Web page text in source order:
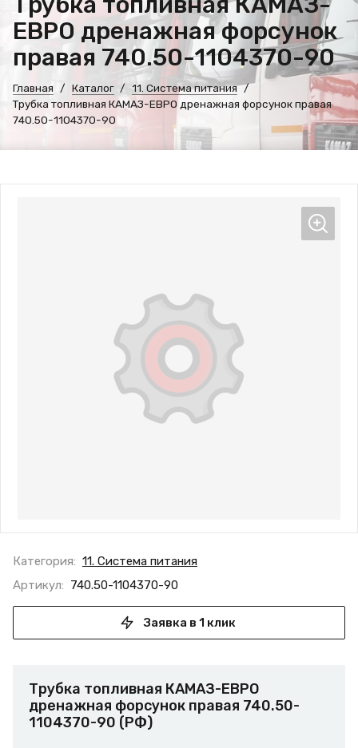
ЕВРО дренажная форсунок
правая 740.50-1104370-90
Главная Каталог
11. Система питания
Трубка топливная КАМАЗ-ЕВРО дренажная форсунок правая
740.50-1104370-90
Категория: 11. Система питания
Артикул: 740.50-1104370-90
Заявка в 1 клик
Трубка топливная КАМАЗ-ЕВРО
дренажная форсунок правая 740.50-
1104370-90 (РФ)